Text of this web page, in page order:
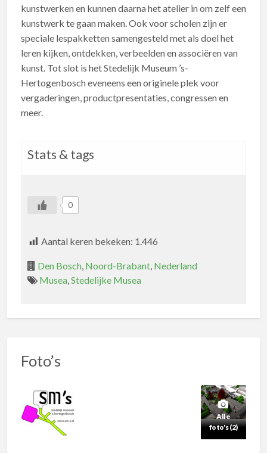
kunstwerken en kunnen daarna het atelier in om zelf een
kunstwerk te gaan maken. Ook voor scholen zijn er
speciale lespakketten samengesteld met als doel het
leren kijken, ontdekken, verbeelden en associëren van
kunst. Tot slot is het Stedelijk Museum ’s-
Hertogenbosch eveneens een originele plek voor
vergaderingen, productpresentaties, congressen en
meer.
Stats & tags
0
Aantal keren bekeken: 1.446
Den Bosch, Noord-Brabant, Nederland
Musea,Stedelijke Musea
Foto’s
Alle
foto's (2)